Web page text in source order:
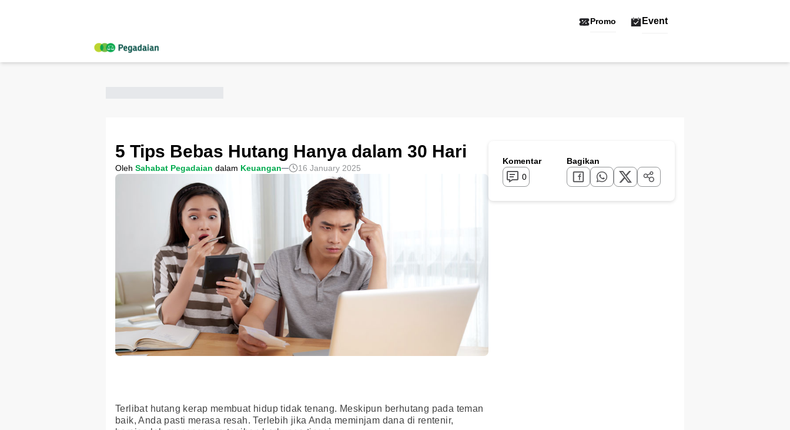
Promo Event
5 Tips Bebas Hutang Hanya dalam 30 Hari
Oleh Sahabat Pegadaian dalam Keuangan 16 January 2025
Terlibat hutang kerap membuat hidup tidak tenang. Meskipun berhutang pada teman
baik, Anda pasti merasa resah. Terlebih jika Anda meminjam dana di rentenir,
Komentar
0
Bagikan